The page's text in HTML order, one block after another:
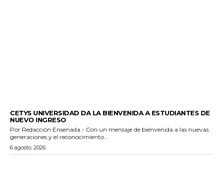
CETYS UNIVERSIDAD DA LA BIENVENIDA A ESTUDIANTES DE
NUEVO INGRESO
Por Redacción Ensenada.- Con un mensaje de bienvenida a las nuevas
generaciones y el reconocimiento...
6 agosto, 2026